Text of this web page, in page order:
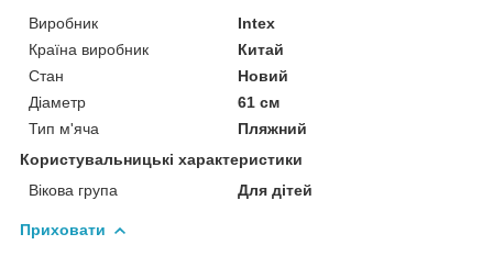
Виробник
Intex
Країна виробник
Китай
Стан
Новий
Діаметр
61 см
Тип м'яча
Пляжний
Користувальницькі характеристики
Вікова група
Для дітей
Приховати